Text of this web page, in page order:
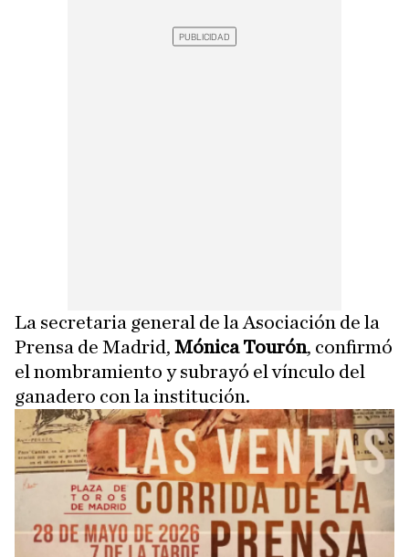
La secretaria general de la Asociación de la
Prensa de Madrid, Mónica Tourón, confirmó
el nombramiento y subrayó el vínculo del
ganadero con la institución.